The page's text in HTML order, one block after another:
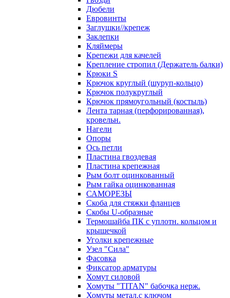
Дюбели
Евровинты
Заглушки//крепеж
Заклепки
Кляймеры
Крепежи для качелей
Крепление стропил (Держатель балки)
Крюки S
Крючок круглый (шуруп-кольцо)
Крючок полукруглый
Крючок прямоугольный (костыль)
Лента тарная (перфорированная),
кровельн.
Нагели
Опоры
Ось петли
Пластина гвоздевая
Пластина крепежная
Рым болт оцинкованный
Рым гайка оцинкованная
САМОРЕЗЫ
Скоба для стяжки фланцев
Скобы U-образные
Термошайба ПК с уплотн. кольцом и
крышечкой
Уголки крепежные
Узел "Сила"
Фасовка
Фиксатор арматуры
Хомут силовой
Хомуты "TITAN" бабочка нерж.
Хомуты метал.с ключом